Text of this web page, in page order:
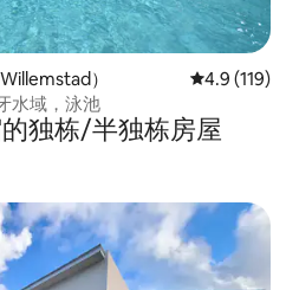
） 平均评分 4.9
4.9 (119)
水域，泳池
独栋/半独栋房屋